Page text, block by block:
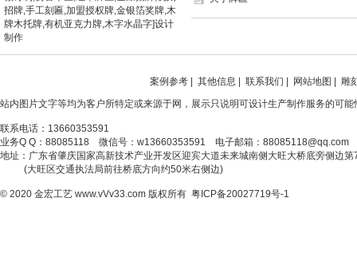
招牌,手工刻匾,加盟授权牌,金银箔奖牌,木
牌木托牌,有机亚克力牌,木字水晶字]设计
制作
案例参考| 其他信息 联系我们 网站地图
雕
站内图片文字等均为客户所特定或来源于网，展示只说明可设计生产制作服务的可
联系电话：13660353591
业务Q Q：88085118 微信号：w13660353591 电子邮箱：88085118@qq.com
地址：广东省肇庆国家高新技术产业开发区迎宾大道未来城南侧大旺大桥底旁侧边第
(大旺区交通执法局前往桥底方向约50米右侧边)
© 2020 金宏工艺 www.vVv33.com 版权所有 粤ICP备20027719号-1